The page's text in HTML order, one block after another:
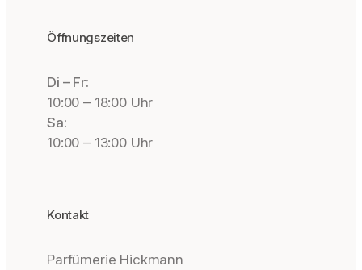
Öffnungszeiten
Di – Fr:
10:00 – 18:00 Uhr
Sa:
10:00 – 13:00 Uhr
Kontakt
Parfümerie Hickmann